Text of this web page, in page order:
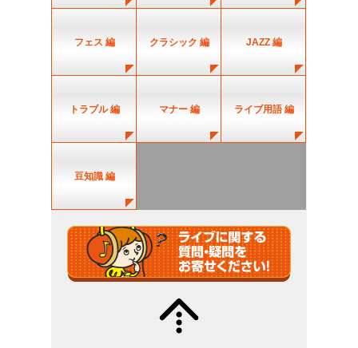
フェス 編 クラシック 編 JAZZ 編
トラブル 編 マナー 編 ライブ用語 編
豆知識 編